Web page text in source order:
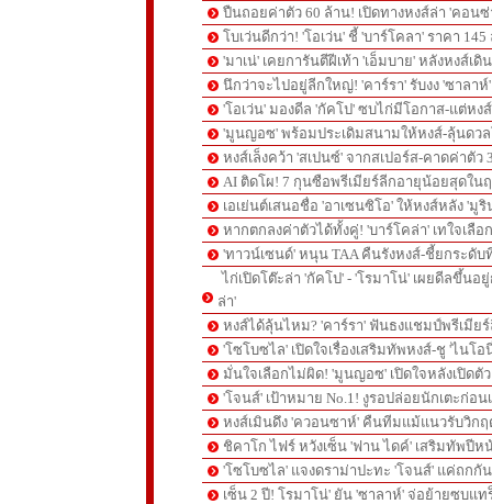
ปืนถอยค่าตัว 60 ล้าน! เปิดทางหงส์ล่า 'คอนซ่
โบเว่นดีกว่า! 'โอเว่น' ชี้ 'บาร์โคลา' ราคา
'มาเน่' เคยการันตีฝีเท้า 'เอ็มบาย' หลังหงส์เดิ
นึกว่าจะไปอยู่ลีกใหญ่! 'คาร์รา' รับงง 'ซาลา
'โอเว่น' มองดีล 'กัคโป' ซบไก่มีโอกาส-แต่ห
'มูนญอซ' พร้อมประเดิมสนามให้หงส์-ลุ้นดว
หงส์เล็งคว้า 'สเปนซ์' จากสเปอร์ส-คาดค่าตัว
AI ติดโผ! 7 กุนซือพรีเมียร์ลีกอายุน้อยสุดใน
เอเย่นต์เสนอชื่อ 'อาเซนซิโอ' ให้หงส์หลัง 'มู
หากตกลงค่าตัวได้ทั้งคู่! 'บาร์โคล่า' เทใจเลือ
'ทาวน์เซนด์' หนุน TAA คืนรังหงส์-ชี้ยกระดั
ไก่เปิดโต๊ะล่า 'กัคโป' - 'โรมาโน่' เผยดีลขึ้นอ
ล่า'
หงส์ได้ลุ้นไหม? 'คาร์รา' ฟันธงแชมป์พรีเมีย
'โซโบซไล' เปิดใจเรื่องเสริมทัพหงส์-ชู 'ไนโ
มั่นใจเลือกไม่ผิด! 'มูนญอซ' เปิดใจหลังเปิดตั
'โจนส์' เป้าหมาย No.1! งูรอปล่อยนักเตะก่อ
หงส์เมินดึง 'ควอนซาห์' คืนทีมแม้แนวรับวิก
ชิคาโก ไฟร์ หวังเซ็น 'ฟาน ไดค์' เสริมทัพปีห
'โซโบซไล' แจงดราม่าปะทะ 'โจนส์' แค่ถกกั
เซ็น 2 ปี! โรมาโน่' ยัน 'ซาลาห์' จ่อย้ายซบแ